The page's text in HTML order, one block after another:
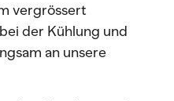
vergrössert
der Kühlung und
an unsere